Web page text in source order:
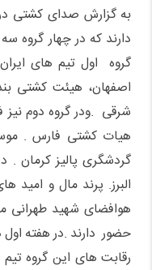
دارند که در چهار گروه
گروه اول تیم های ایران
اصفهان، هیئت کشتی
شرقی .ودر گروه دوم نیز
هیات کشتی فارس .
گردشگری پالیز کرمان .
البرز. پرند مال و امید
هوافضای شهید طهرانی
حضور دارند .در هفته اول
رقابت های این گروه تیم